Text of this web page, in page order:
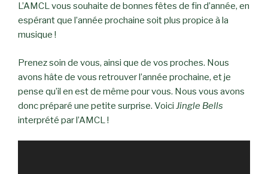
L’AMCL vous souhaite de bonnes fêtes de fin d’année, en
espérant que l’année prochaine soit plus propice à la
musique !
Prenez soin de vous, ainsi que de vos proches. Nous
avons hâte de vous retrouver l’année prochaine, et je
pense qu’il en est de même pour vous. Nous vous avons
donc préparé une petite surprise. Voici Jingle Bells
interprété par l’AMCL !